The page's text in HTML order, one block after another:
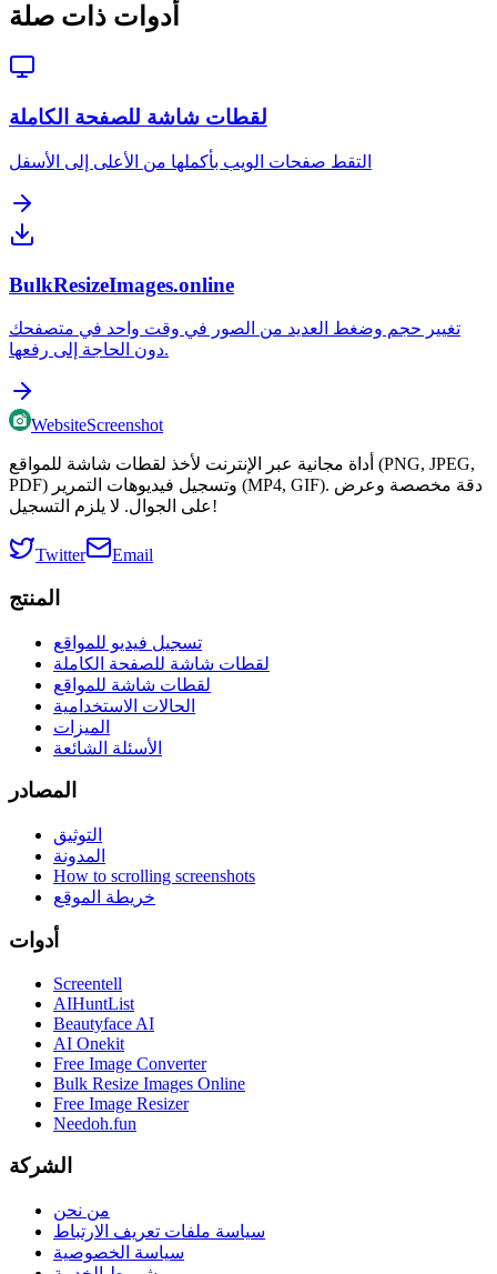
أدوات ذات صلة
لقطات شاشة للصفحة الكاملة
التقط صفحات الويب بأكملها من الأعلى إلى الأسفل
BulkResizeImages.online
تغيير حجم وضغط العديد من الصور في وقت واحد في متصفحك
دون الحاجة إلى رفعها.
WebsiteScreenshot
أداة مجانية عبر الإنترنت لأخذ لقطات شاشة للمواقع (PNG, JPEG,
PDF) وتسجيل فيديوهات التمرير (MP4, GIF). دقة مخصصة وعرض
على الجوال. لا يلزم التسجيل!
Twitter Email
المنتج
تسجيل فيديو للمواقع
لقطات شاشة للصفحة الكاملة
لقطات شاشة للمواقع
الحالات الاستخدامية
الميزات
الأسئلة الشائعة
المصادر
التوثيق
المدونة
How to scrolling screenshots
خريطة الموقع
أدوات
Screentell
AIHuntList
Beautyface AI
AI Onekit
Free Image Converter
Bulk Resize Images Online
Free Image Resizer
Needoh.fun
الشركة
من نحن
سياسة ملفات تعريف الارتباط
سياسة الخصوصية